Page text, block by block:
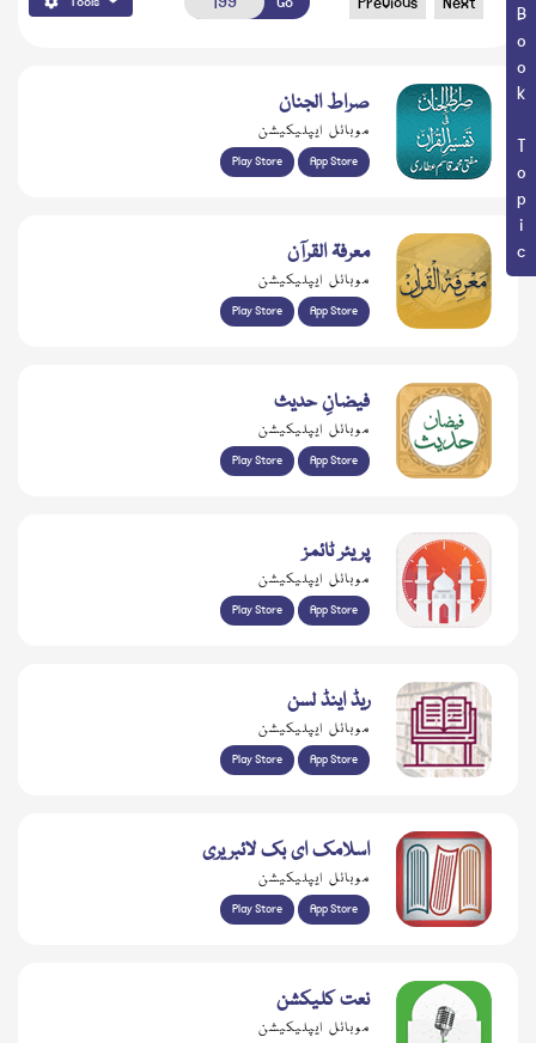
Book Topic صراط الجنان
موبائل ایپلیکیشن
Play Store App Store
معرفۃ القرآن
موبائل ایپلیکیشن
Play Store App Store
فیضانِ حدیث
موبائل ایپلیکیشن
Play Store App Store
پریئر ٹائمز
موبائل ایپلیکیشن
Play Store App Store
ریڈ اینڈ لسن
موبائل ایپلیکیشن
Play Store App Store
اسلامک ای بک لائبریری
موبائل ایپلیکیشن
Play Store App Store
نعت کلیکشن
موبائل ایپلیکیشن